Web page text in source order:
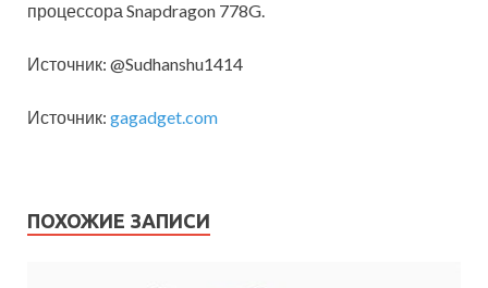
процессора Snapdragon 778G.
Источник: @Sudhanshu1414
Источник: gagadget.com
ПОХОЖИЕ ЗАПИСИ